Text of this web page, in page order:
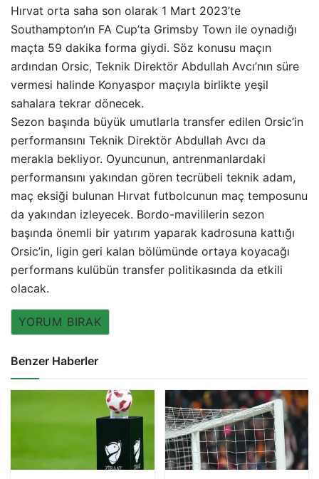
Hırvat orta saha son olarak 1 Mart 2023’te
Southampton’ın FA Cup’ta Grimsby Town ile oynadığı
maçta 59 dakika forma giydi. Söz konusu maçın
ardından Orsic, Teknik Direktör Abdullah Avcı’nın süre
vermesi halinde Konyaspor maçıyla birlikte yeşil
sahalara tekrar dönecek.
Sezon başında büyük umutlarla transfer edilen Orsic’in
performansını Teknik Direktör Abdullah Avcı da
merakla bekliyor. Oyuncunun, antrenmanlardaki
performansını yakından gören tecrübeli teknik adam,
maç eksiği bulunan Hırvat futbolcunun maç temposunu
da yakından izleyecek. Bordo-mavililerin sezon
başında önemli bir yatırım yaparak kadrosuna kattığı
Orsic’in, ligin geri kalan bölümünde ortaya koyacağı
performans kulübün transfer politikasında da etkili
olacak.
YORUM BIRAK
Benzer Haberler